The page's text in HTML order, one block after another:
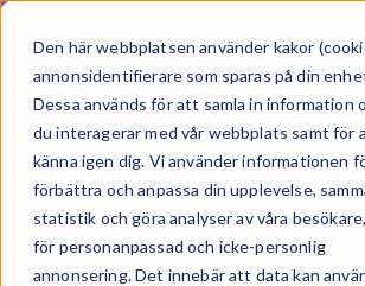
Den här webbplatsen använder kakor
annonsidentifierare som sparas på din
Dessa används för att samla in information
du interagerar med vår webbplats samt för
känna igen dig. Vi använder informationen
förbättra och anpassa din upplevelse,
statistik och göra analyser av våra
för personanpassad och icke-personlig
annonsering. Det innebär att data kan
Exsitec har färdiga integrationer och
över 100 olika system. Med vår
systemintegration har ni dessutom
att anpassa flöden efter era